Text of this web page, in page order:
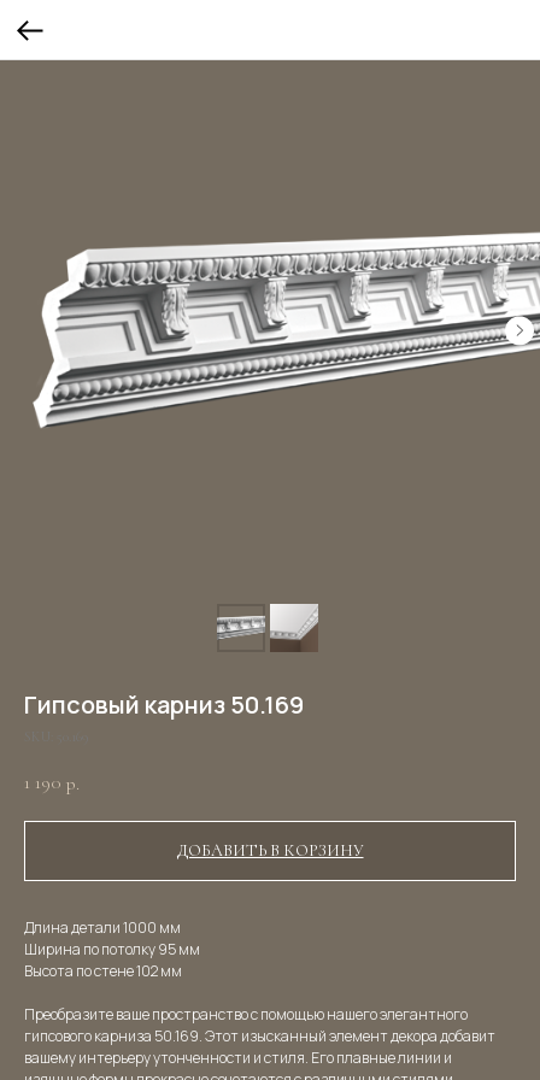
Гипсовый карниз 50.169
1 190 р.
ДОБАВИТЬ В КОРЗИНУ
Длина детали 1000 мм
Ширина по потолку 95 мм
Высота по стене 102 мм
Преобразите ваше пространство с помощью нашего элегантного
гипсового карниза 50.169. Этот изысканный элемент декора добавит
вашему интерьеру утонченности и стиля. Его плавные линии и